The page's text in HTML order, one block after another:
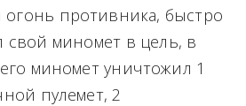
огонь противника, быстро
свой миномет в цель, в
миномет уничтожил 1
пулемет, 2